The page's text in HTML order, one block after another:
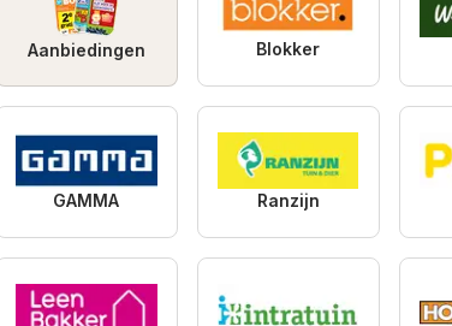
Aanbiedingen Blokker
GAMMA Ranzijn